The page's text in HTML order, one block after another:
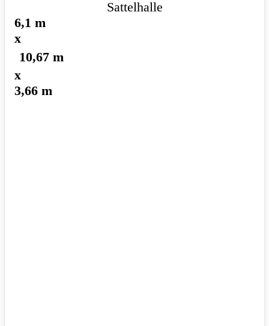
Sattelhalle
6,1 m
x
10,67 m
x
3,66 m